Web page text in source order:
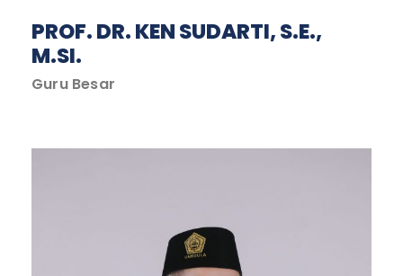
PROF. DR. KEN SUDARTI, S.E.,
M.SI.
Guru Besar